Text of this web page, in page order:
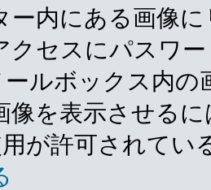
ー内にある画像
クセスにパスワ
ールボックス内
像を表示させる
用が許可されて